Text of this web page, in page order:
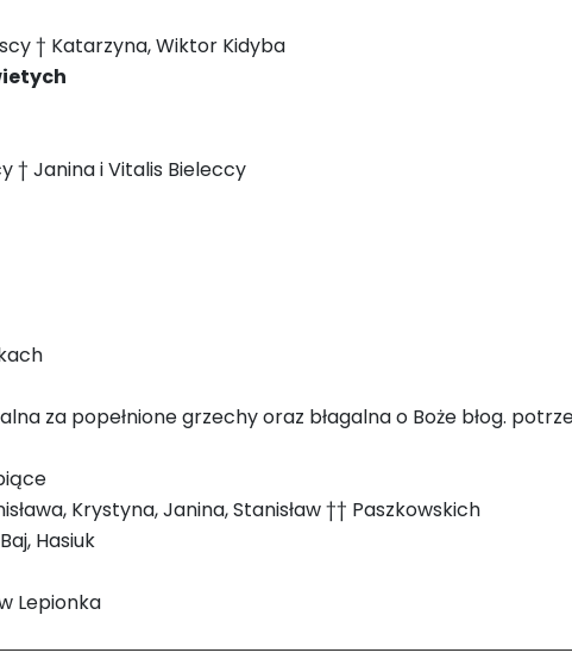
† Katarzyna, Wiktor Kidyba
† Janina i Vitalis Bieleccy
za popełnione grzechy oraz błagalna o Boże błog.
Krystyna, Janina, Stanisław †† Paszkowskich
Hasiuk
Lepionka